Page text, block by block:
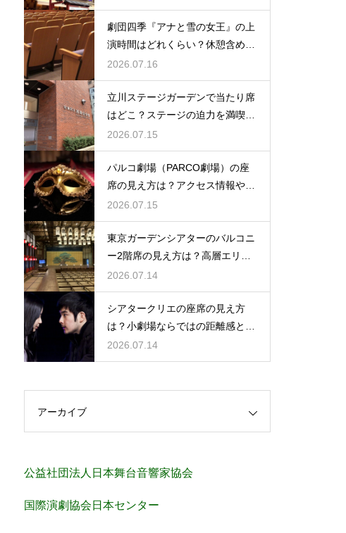
劇団四季『アナと雪の女王』の上
演時間はどれくらい？休憩含めた
公演の長さを解説
2026.07.16
立川ステージガーデンで当たり席
はどこ？ステージの迫力を満喫で
きるベストポジションを紹介
2026.07.15
パルコ劇場（PARCO劇場）の座
席の見え方は？アクセス情報や劇
場の特徴も徹底紹介
2026.07.15
東京ガーデンシアターのバルコニ
ー2階席の見え方は？高層エリア
からの視界と音響をチェック
2026.07.14
シアタークリエの座席の見え方
は？小劇場ならではの距離感と見
やすさを解説
2026.07.14
アーカイブ
公益社団法人日本舞台音響家協会
国際演劇協会日本センター